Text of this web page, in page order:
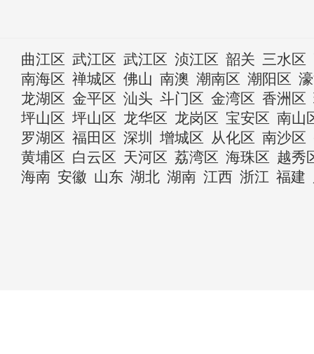
曲江区 武江区 武江区 浈江区 韶关 三水区
南海区 禅城区 佛山 南澳 潮南区 潮阳区
龙湖区 金平区 汕头 斗门区 金湾区 香洲区
坪山区 坪山区 龙华区 龙岗区 宝安区 南山
罗湖区 福田区 深圳 增城区 从化区 南沙区
黄埔区 白云区 天河区 荔湾区 海珠区 越秀
海南 安徽 山东 湖北 湖南 江西 浙江 福建